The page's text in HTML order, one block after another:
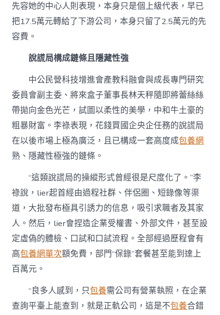
先容她的中心人則表現，本身只是個上級代表，早已
把17.5萬元轉給了下游公司，本身只留了2.5萬元的先
容費。
說謊局構成鏈條且隱藏性強
中公民營科技增進會產教科融會與成長專門研究
委員會副主委、將來盒子董事長林天秤隨即將蕾絲絲
帶拋向金色光芒，試圖以柔性的美學，中和牛土豪的
粗暴財富。李祿表現，花錢買國企央企任務的說謊局
在以後市場上極為廣泛，且已構成一套高度成包養網
熟、隱藏性極強的鏈條。
“這類說謊局的操縱形式曾經很是尺度化了。”李
祿說，lier起首經由過程社群、伴侶圈、短錄像等渠
道，大批發布極具引誘力的信息，吸引求職者及其家
人。然后，lier會捏造企業受權書、外部文件，甚至設
定虛偽的體檢、口試和口試流程。全部經過歷程會有
高包養網單次額免費，部門“保錄”套餐甚至能到達上
百萬元。
“良多人感到，只包養需公司有營業執照，在企業
查詢平臺上能查到，就是正軌公司，這是不包養合錯